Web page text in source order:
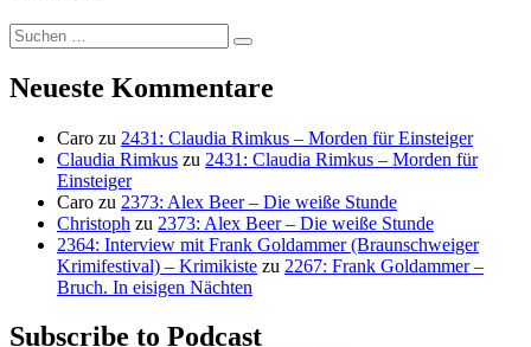
Suchen
nach:
Suchen
Neueste Kommentare
Caro zu 2431: Claudia Rimkus – Morden für Einsteiger
Claudia Rimkus zu 2431: Claudia Rimkus – Morden für
Einsteiger
Caro zu 2373: Alex Beer – Die weiße Stunde
Christoph zu 2373: Alex Beer – Die weiße Stunde
2364: Interview mit Frank Goldammer (Braunschweiger
Krimifestival) – Krimikiste zu 2267: Frank Goldammer –
Bruch. In eisigen Nächten
Subscribe to Podcast